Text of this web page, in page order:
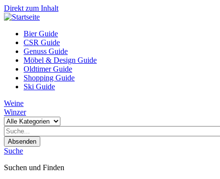
Direkt zum Inhalt
Bier Guide
CSR Guide
Genuss Guide
Möbel & Design Guide
Oldtimer Guide
Shopping Guide
Ski Guide
Weine
Winzer
Absenden
Suche
Suchen und Finden